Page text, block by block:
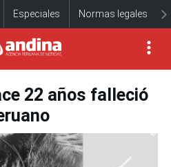
Especiales Normas legales
22 años falleció